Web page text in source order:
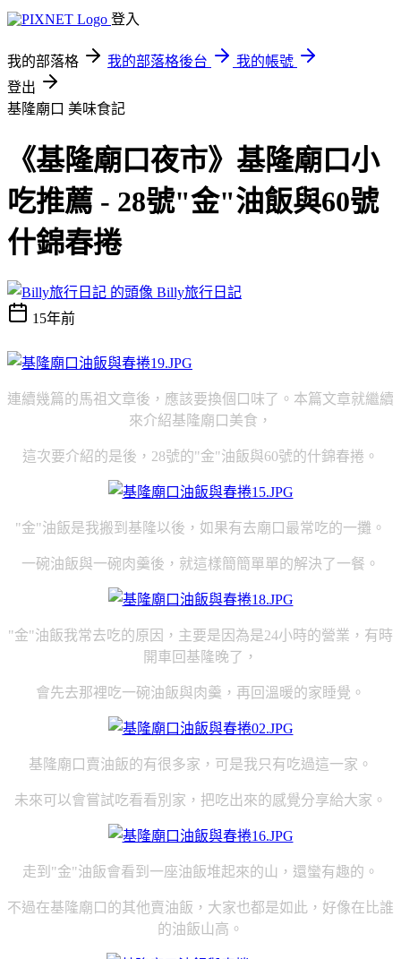
登入
我的部落格 我的部落格後台
我的帳號
登出
基隆廟口 美味食記
《基隆廟口夜市》基隆廟口小
吃推薦 - 28號"金"油飯與60號
什錦春捲
Billy旅行日記
15年前
連續幾篇的馬祖文章後，應該要換個口味了。本篇文章就繼續
來介紹基隆廟口美食，
這次要介紹的是後，28號的"金"油飯與60號的什錦春捲。
"金"油飯是我搬到基隆以後，如果有去廟口最常吃的一攤。
一碗油飯與一碗肉羹後，就這樣簡簡單單的解決了一餐。
"金"油飯我常去吃的原因，主要是因為是24小時的營業，有時
開車回基隆晚了，
會先去那裡吃一碗油飯與肉羹，再回溫暖的家睡覺。
基隆廟口賣油飯的有很多家，可是我只有吃過這一家。
未來可以會嘗試吃看看別家，把吃出來的感覺分享給大家。
走到"金"油飯會看到一座油飯堆起來的山，還蠻有趣的。
不過在基隆廟口的其他賣油飯，大家也都是如此，好像在比誰
的油飯山高。